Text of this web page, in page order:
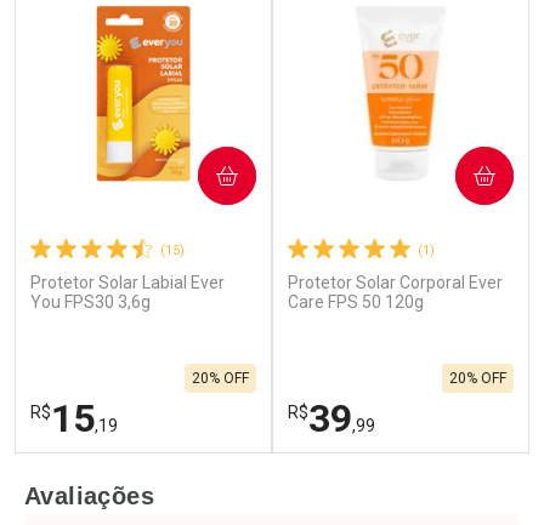
(15)
Protetor Solar Labial Ever
You FPS30 3,6g
R$15,19
20% OFF
COMPRAR
(1)
Protetor Solar Corporal Ever
Care FPS 50 120g
R$39,99
20% OFF
COMPRAR
Avaliações